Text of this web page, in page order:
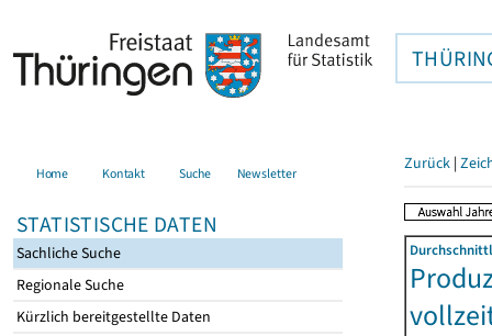
Home Kontakt Suche Newsletter
STATISTISCHE DATEN
Sachliche Suche
Regionale Suche
Kürzlich bereitgestellte Daten
Zurück |